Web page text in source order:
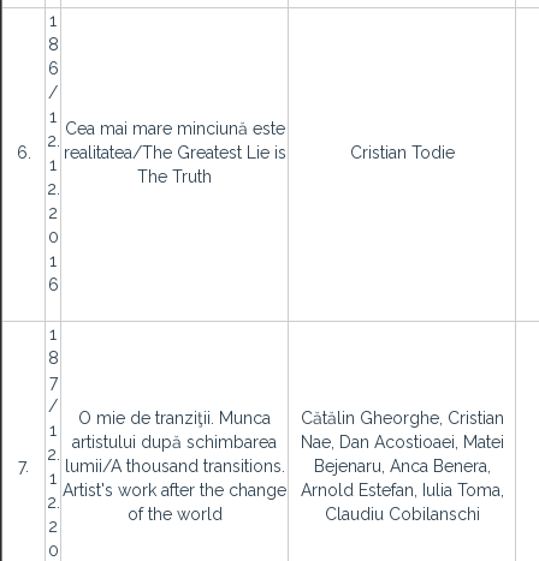
6.
1
8
6
/
1
2.
1
2.
2
0
1
6
Cea mai mare minciună este
realitatea/The Greatest Lie is
The Truth
Cristian Todie
7.
1
8
7
/
1
2.
1
2.
2
0
O mie de tranziţii. Munca
artistului după schimbarea
lumii/A thousand transitions.
Artist's work after the change
of the world
Cătălin Gheorghe, Cristian
Nae, Dan Acostioaei, Matei
Bejenaru, Anca Benera,
Arnold Estefan, Iulia Toma,
Claudiu Cobilanschi